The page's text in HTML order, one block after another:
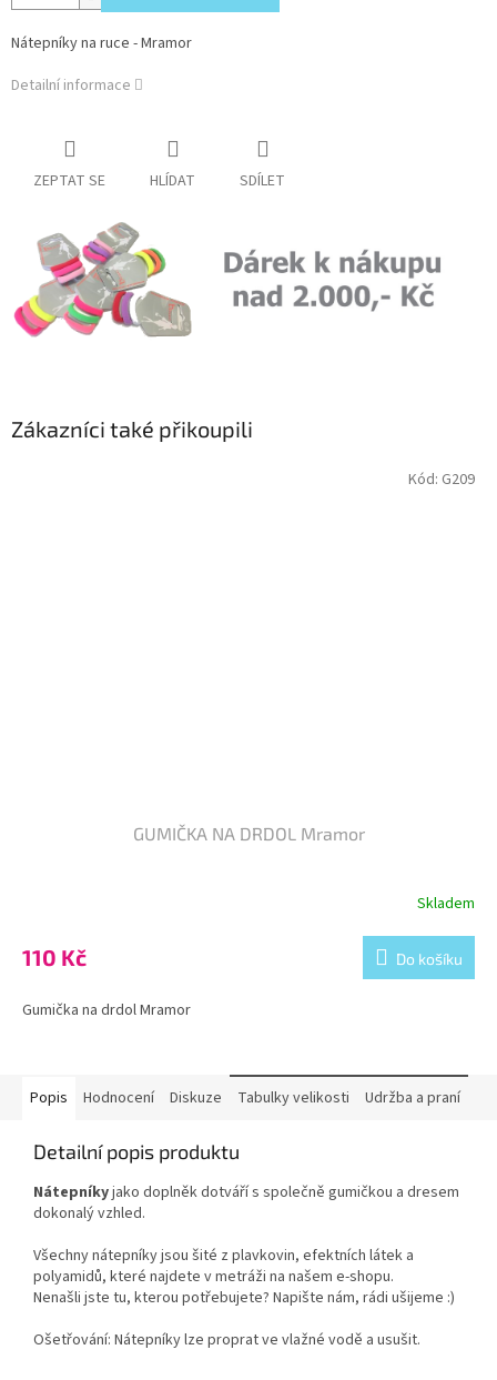
Nátepníky na ruce - Mramor
Detailní informace
ZEPTAT SE HLÍDAT SDÍLET
Zákazníci také přikoupili
GUMIČKA NA DRDOL Mramor
Skladem
110 Kč Do košíku
Gumička na drdol Mramor
Kód: G209
Popis Hodnocení Diskuze Tabulky velikosti Udržba a praní
Detailní popis produktu
Nátepníkyjako doplněk dotváří s společně gumičkou a dresem
dokonalý vzhled.
Všechny nátepníky jsou šité z plavkovin, efektních látek a
polyamidů, které najdete v metráži na našem e-shopu.
Nenašli jste tu, kterou potřebujete? Napište nám, rádi ušijeme :)
Ošetřování: Nátepníky lze proprat ve vlažné vodě a usušit.